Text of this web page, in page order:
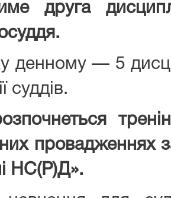
друга
денному — 5
суддів.
провадженнях
НС(Р)Д».